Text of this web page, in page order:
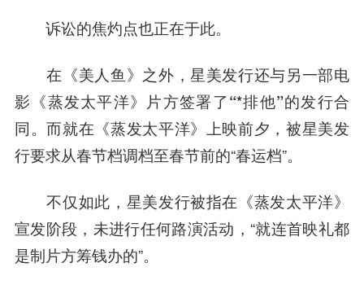
诉讼的焦灼点也正在于此。
在《美人鱼》之外，星美发行还与另一部电
影《蒸发太平洋》片方签署了“*排他”的发行合
同。而就在《蒸发太平洋》上映前夕，被星美发
行要求从春节档调档至春节前的“春运档”。
不仅如此，星美发行被指在《蒸发太平洋》
宣发阶段，未进行任何路演活动，“就连首映礼都
是制片方筹钱办的”。